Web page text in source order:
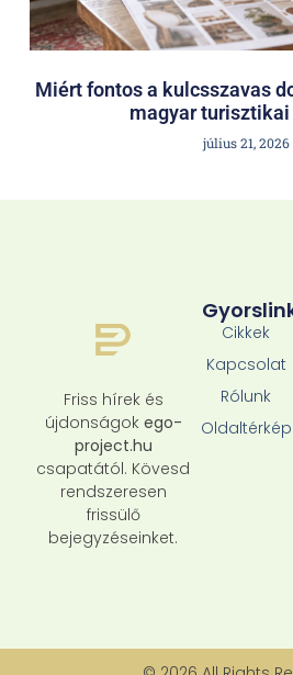
Miért fontos a kulcsszavas
magyar turisztikai
július 21, 2026
Friss hírek és
újdonságok ego-
project.hu
csapatától. Kövesd
rendszeresen
frissülő
bejegyzéseinket.
Cikkek
Kapcsolat
Rólunk
Oldaltérkép